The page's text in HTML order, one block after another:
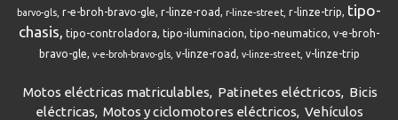
barvo-gls r-e-broh-bravo-gle r-linze-road r-linze-street r-linze-trip
tipo-
chasis
tipo-controladora tipo-iluminacion tipo-neumatico v-e-broh-
bravo-gle v-e-broh-bravo-gls v-linze-road v-linze-street v-linze-trip
Motos eléctricas matriculables Patinetes eléctricos
Bicis
eléctricas Motos y ciclomotores eléctricos Vehículos